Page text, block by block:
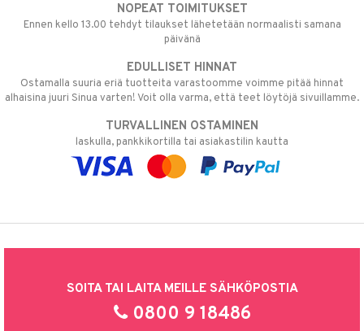
NOPEAT TOIMITUKSET
Ennen kello 13.00 tehdyt tilaukset lähetetään normaalisti samana
päivänä
EDULLISET HINNAT
Ostamalla suuria eriä tuotteita varastoomme voimme pitää hinnat
alhaisina juuri Sinua varten! Voit olla varma, että teet löytöjä sivuillamme.
TURVALLINEN OSTAMINEN
laskulla, pankkikortilla tai asiakastilin kautta
SOITA TAI LAITA MEILLE SÄHKÖPOSTIA
0800 9 18486